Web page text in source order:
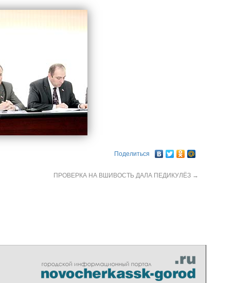
Поделиться
ПРОВЕРКА НА ВШИВОСТЬ ДАЛА ПЕДИКУЛЁЗ →